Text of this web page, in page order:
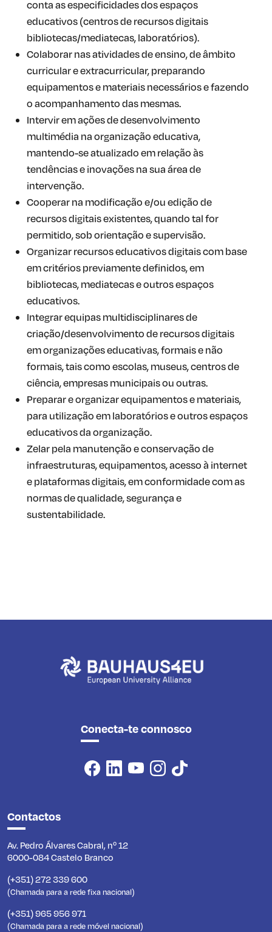
conta as especificidades dos espaços
educativos (centros de recursos digitais
bibliotecas/mediatecas, laboratórios).
Colaborar nas atividades de ensino, de âmbito
curricular e extracurricular, preparando
equipamentos e materiais necessários e fazendo
o acompanhamento das mesmas.
Intervir em ações de desenvolvimento
multimédia na organização educativa,
mantendo-se atualizado em relação às
tendências e inovações na sua área de
intervenção.
Cooperar na modificação e/ou edição de
recursos digitais existentes, quando tal for
permitido, sob orientação e supervisão.
Organizar recursos educativos digitais com base
em critérios previamente definidos, em
bibliotecas, mediatecas e outros espaços
educativos.
Integrar equipas multidisciplinares de
criação/desenvolvimento de recursos digitais
em organizações educativas, formais e não
formais, tais como escolas, museus, centros de
ciência, empresas municipais ou outras.
Preparar e organizar equipamentos e materiais,
para utilização em laboratórios e outros espaços
educativos da organização.
Zelar pela manutenção e conservação de
infraestruturas, equipamentos, acesso à internet
e plataformas digitais, em conformidade com as
normas de qualidade, segurança e
sustentabilidade.
Conecta-te connosco
Contactos
Av. Pedro Álvares Cabral, nº 12
6000-084 Castelo Branco
(+351) 272 339 600
(Chamada para a rede fixa nacional)
(+351) 965 956 971
(Chamada para a rede móvel nacional)